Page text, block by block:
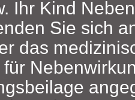
Ihr Kind
Sie sich
das